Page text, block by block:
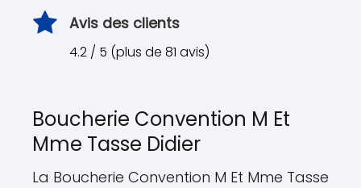
Avis des clients
4.2 / 5 (plus de 81 avis)
Boucherie Convention M Et
Mme Tasse Didier
La Boucherie Convention M Et Mme Tasse